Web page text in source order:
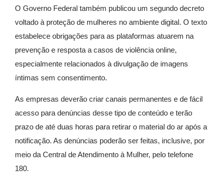
O Governo Federal também publicou um segundo decreto
voltado à proteção de mulheres no ambiente digital. O texto
estabelece obrigações para as plataformas atuarem na
prevenção e resposta a casos de violência online,
especialmente relacionados à divulgação de imagens
íntimas sem consentimento.
As empresas deverão criar canais permanentes e de fácil
acesso para denúncias desse tipo de conteúdo e terão
prazo de até duas horas para retirar o material do ar após a
notificação. As denúncias poderão ser feitas, inclusive, por
meio da Central de Atendimento à Mulher, pelo telefone
180.